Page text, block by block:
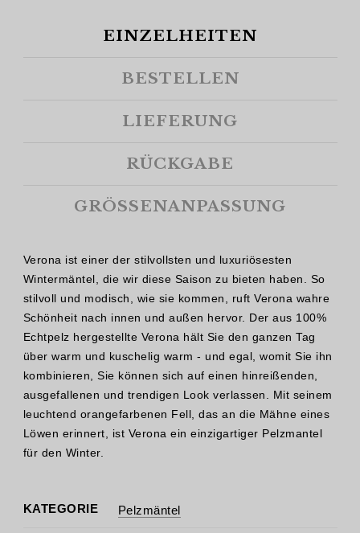
EINZELHEITEN
BESTELLEN
LIEFERUNG
RÜCKGABE
GRÖSSENANPASSUNG
Verona ist einer der stilvollsten und luxuriösesten
Wintermäntel, die wir diese Saison zu bieten haben. So
stilvoll und modisch, wie sie kommen, ruft Verona wahre
Schönheit nach innen und außen hervor. Der aus 100%
Echtpelz hergestellte Verona hält Sie den ganzen Tag
über warm und kuschelig warm - und egal, womit Sie ihn
kombinieren, Sie können sich auf einen hinreißenden,
ausgefallenen und trendigen Look verlassen. Mit seinem
leuchtend orangefarbenen Fell, das an die Mähne eines
Löwen erinnert, ist Verona ein einzigartiger Pelzmantel
für den Winter.
KATEGORIE Pelzmäntel